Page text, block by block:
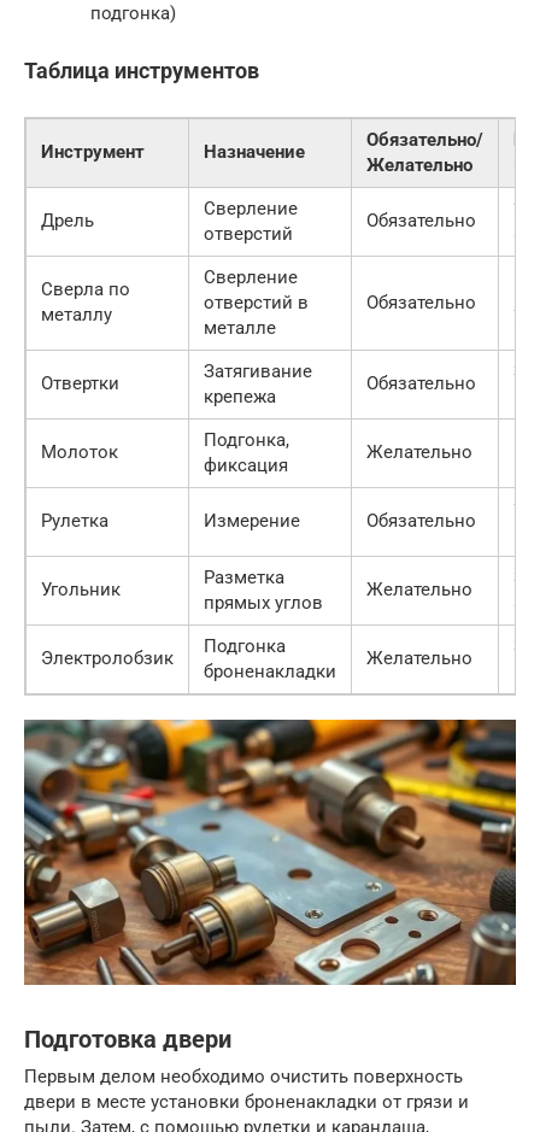
подгонка)
Таблица инструментов
Инструмент Назначение
Обязательно/
Желательно
Дрель
Сверление
отверстий
Обязательно
Сверла по
металлу
Сверление
отверстий в
металле
Обязательно
Отвертки
Затягивание
крепежа
Обязательно
Молоток
Подгонка,
фиксация
Желательно
Рулетка Измерение Обязательно
Угольник
Разметка
прямых углов
Желательно
Электролобзик
Подгонка
броненакладки
Желательно
Подготовка двери
Первым делом необходимо очистить поверхность
двери в месте установки броненакладки от грязи и
пыли. Затем, с помощью рулетки и карандаша,